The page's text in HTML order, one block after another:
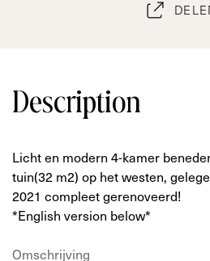
Description
Licht en modern 4-kamer
tuin(32 m2) op het westen,
2021 compleet gerenoveerd!
*English version below*
Omschrijving